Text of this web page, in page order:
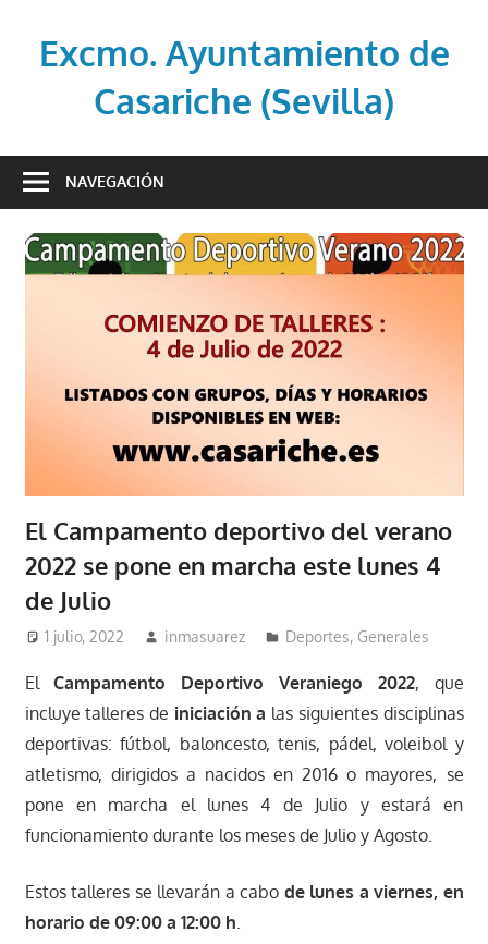
contenidoExcmo. Ayuntamiento de
Casariche (Sevilla)
oficial
Ayuntamiento
de
NAVEGACIÓN
El Campamento deportivo del verano
2022 se pone en marcha este lunes 4
de Julio
1 julio, 2022 inmasuarez Deportes, Generales
ElCampamento Deportivo Veraniego 2022, que
incluye talleres de iniciación a las siguientes disciplinas
deportivas: fútbol, baloncesto, tenis, pádel, voleibol y
atletismo, dirigidos a nacidos en 2016 o mayores, se
pone en marcha el lunes 4 de Julio y estará en
funcionamiento durante los meses de Julio y Agosto.
Estos talleres se llevarán a cabo de lunes a viernes, en
horario de 09:00 a 12:00 h.